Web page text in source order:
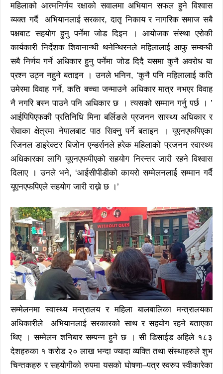
महिलाको आत्मनिर्णय रक्षाको सवालमा अभियान सफल हुने विश्वास
व्यक्त गर्दै अभियानलाई सरकार, दातृ निकाय र नागरिक समाज सबै
पक्षबाट सहयोग हुनु पर्नेमा जोड दिइन । आयोजक संस्था एरोकी
कार्यकारी निर्देशक शिवानान्थी थनेन्थिरनले महिलालाई आफु सम्बन्धी
सबै निर्णय गर्ने अधिकार हुनु पर्नेमा जोड दिदै यसमा कुनै अवरोध या
प्रश्न उठ्न नहुने बताइन । उनले भनिन, ‘कुनै पनि महिलालाई कति
उमेरमा विवाह गर्ने, कति बच्चा जन्माउने अधिकार मात्र नभएर विवाह
नै नगरि बस्न पाउने पनि अधिकार छ । त्यसको सम्मान गर्नु पर्छ । ’
आईपिपिएफकी प्रतिनिधि मिना बर्लिङले प्रजनन सास्थ्य अधिकार र
सेवाका क्षेत्रमा नेपालबाट पाठ सिक्नु पर्ने बताइन । यूएनएफपिएका
रिजनल डाइरेक्टर बिजोन एन्डर्सनले हरेक महिलाको प्रजनन स्वास्थ्य
अधिकारका लागि यूएनएफपीएको सहयोग निरन्तर जारी रहने विश्वास
दिलाए । उनले भने, ‘आईसीपीडीको कायरो सम्मेलनलाई सम्मान गर्दै
यूएनएफपिएले सहयोग जारी राख्ने छ ।’
सम्मेलनमा स्वास्थ्य मन्त्रालय र महिला बालबालिका मन्त्रालयका
अधिकारीले अभियानलाई सरकारको साथ र सहयोग रहने बताएका
थिए । सम्मेलन शनिबार सम्पन्न हुने छ । सी डिसाईड अहिले १८३
देशहरुका १ करोड २० लाख भन्दा ज्यादा व्यक्ति तथा संस्थाहरुले शुभ
चिन्तकहरु र सहयोगीको रुपमा यसको घोषणा–पत्र स्वरुप स्वीकारेका